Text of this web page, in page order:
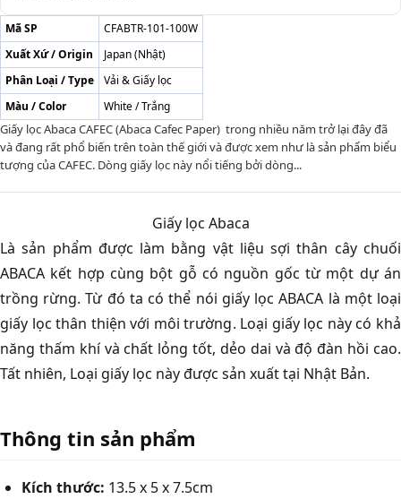
Mã SP
CFABTR-101-100W
Xuất Xứ / Origin
Japan (Nhật)
Phân Loại / Type
Vải & Giấy lọc
Màu / Color
White / Trắng
Giấy lọc Abaca CAFEC (Abaca Cafec Paper) trong nhiều năm trở lại đây đã
và đang rất phổ biến trên toàn thế giới và được xem như là sản phẩm biểu
tượng của CAFEC. Dòng giấy lọc này nổi tiếng bởi dòng...
Giấy lọc Abaca
Là sản phẩm được làm bằng vật liệu sợi thân cây chuối
ABACA kết hợp cùng bột gỗ có nguồn gốc từ một dự án
trồng rừng. Từ đó ta có thể nói giấy lọc ABACA là một loại
giấy lọc thân thiện với môi trường. Loại giấy lọc này có khả
năng thấm khí và chất lỏng tốt, dẻo dai và độ đàn hồi cao.
Tất nhiên, Loại giấy lọc này được sản xuất tại Nhật Bản.
Thông tin sản phẩm
Kích thước: 13.5 x 5 x 7.5cm